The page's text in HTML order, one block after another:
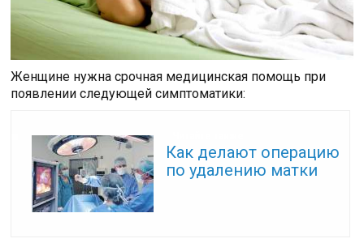
Женщине нужна срочная медицинская помощь при
появлении следующей симптоматики:
Как делают операцию
по удалению матки